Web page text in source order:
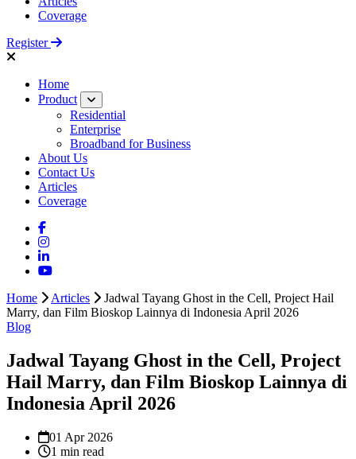
Coverage
Register
Home
Product
Residential
Enterprise
Broadband for Business
About Us
Contact Us
Articles
Coverage
Home Articles
Jadwal Tayang Ghost in the Cell, Project Hail
Marry, dan Film Bioskop Lainnya di Indonesia April 2026
Blog
Jadwal Tayang Ghost in the Cell, Project
Hail Marry, dan Film Bioskop Lainnya di
Indonesia April 2026
01 Apr 2026
1 min read